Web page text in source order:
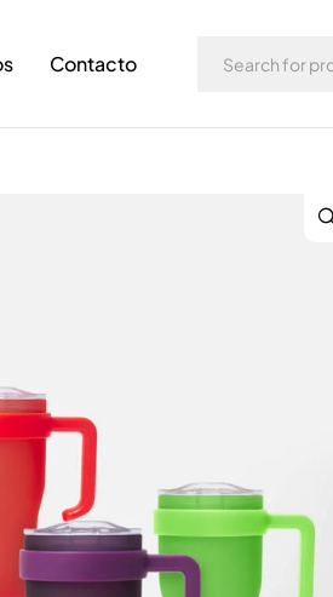
Contacto